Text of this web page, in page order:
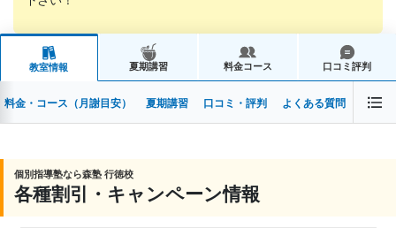
教室情報 夏期講習 料金コース 口コミ評判
料金・コース（月謝目安） 夏期講習 口コミ・評判 よくある質問
個別指導塾なら森塾 行徳校
各種割引・キャンペーン情報